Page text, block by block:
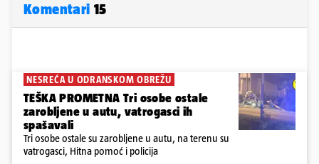
Komentari 15
NESREĆA U ODRANSKOM OBREŽU
TEŠKA PROMETNA Tri osobe ostale
zarobljene u autu, vatrogasci ih
spašavali
Tri osobe ostale su zarobljene u autu, na terenu su
vatrogasci, Hitna pomoć i policija